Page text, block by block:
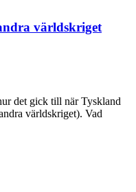
världskriget
det gick till när Tyskland
världskriget). Vad